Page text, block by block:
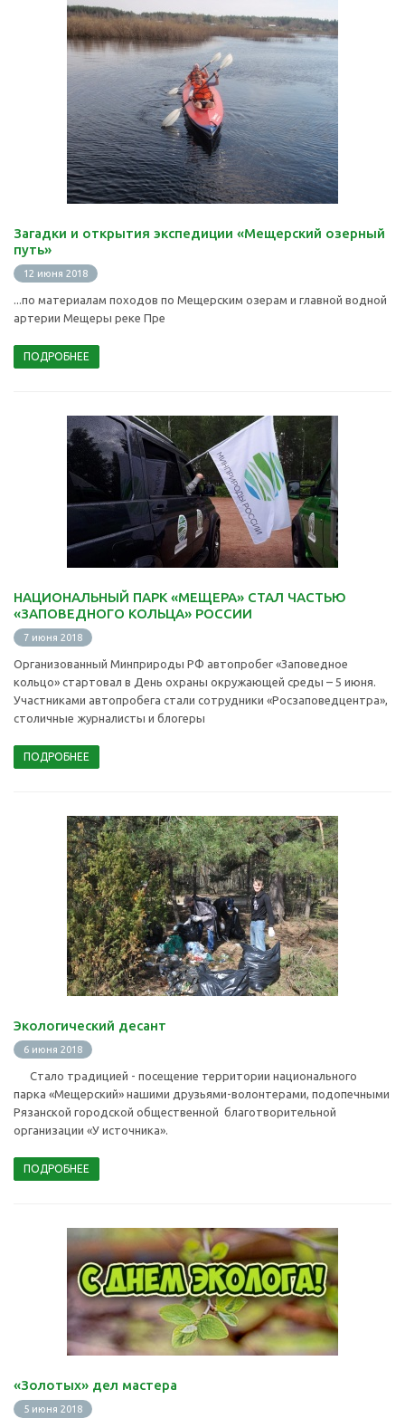
Загадки и открытия экспедиции «Мещерский озерный
путь»
12 июня 2018
...по материалам походов по Мещерским озерам и главной водной
артерии Мещеры реке Пре
ПОДРОБНЕЕ
НАЦИОНАЛЬНЫЙ ПАРК «МЕЩЕРА» СТАЛ ЧАСТЬЮ
«ЗАПОВЕДНОГО КОЛЬЦА» РОССИИ
7 июня 2018
Организованный Минприроды РФ автопробег «Заповедное
кольцо» стартовал в День охраны окружающей среды – 5 июня.
Участниками автопробега стали сотрудники «Росзаповедцентра»,
столичные журналисты и блогеры
ПОДРОБНЕЕ
Экологический десант
6 июня 2018
Cтало традицией - посещение территории национального
парка «Мещерский» нашими друзьями-волонтерами, подопечными
Рязанской городской общественной благотворительной
организации «У источника».
ПОДРОБНЕЕ
«Золотых» дел мастера
5 июня 2018